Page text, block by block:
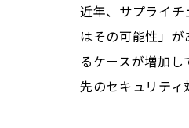
近年、サプライ
はその可能性」
るケースが増加
先のセキュリティ